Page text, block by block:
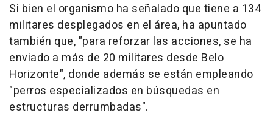
Si bien el organismo ha señalado que tiene a 134
militares desplegados en el área, ha apuntado
también que, "para reforzar las acciones, se ha
enviado a más de 20 militares desde Belo
Horizonte", donde además se están empleando
"perros especializados en búsquedas en
estructuras derrumbadas".